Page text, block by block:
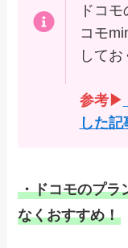
ドコ
コモ
してお
参考▶
した
・ドコモのプ
なくおすすめ！